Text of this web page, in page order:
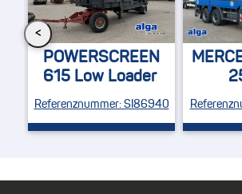
Loader
SI86940
MERCEDES-BENZ
2538 K
Referenznummer: SI86979
<